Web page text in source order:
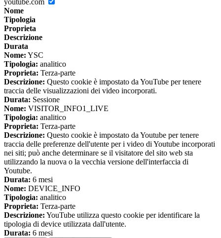
youtube.com
Nome
Tipologia
Proprieta
Descrizione
Durata
Nome: YSC
Tipologia: analitico
Proprieta: Terza-parte
Descrizione: Questo cookie è impostato da YouTube per tenere
traccia delle visualizzazioni dei video incorporati.
Durata: Sessione
Nome: VISITOR_INFO1_LIVE
Tipologia: analitico
Proprieta: Terza-parte
Descrizione: Questo cookie è impostato da Youtube per tenere
traccia delle preferenze dell'utente per i video di Youtube incorporati
nei siti; può anche determinare se il visitatore del sito web sta
utilizzando la nuova o la vecchia versione dell'interfaccia di
Youtube.
Durata: 6 mesi
Nome: DEVICE_INFO
Tipologia: analitico
Proprieta: Terza-parte
Descrizione: YouTube utilizza questo cookie per identificare la
tipologia di device utilizzata dall'utente.
Durata: 6 mesi